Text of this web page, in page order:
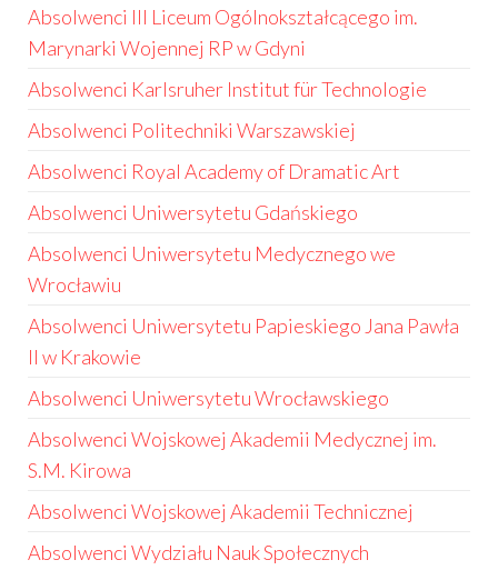
Absolwenci III Liceum Ogólnokształcącego im.
Marynarki Wojennej RP w Gdyni
Absolwenci Karlsruher Institut für Technologie
Absolwenci Politechniki Warszawskiej
Absolwenci Royal Academy of Dramatic Art
Absolwenci Uniwersytetu Gdańskiego
Absolwenci Uniwersytetu Medycznego we
Wrocławiu
Absolwenci Uniwersytetu Papieskiego Jana Pawła
II w Krakowie
Absolwenci Uniwersytetu Wrocławskiego
Absolwenci Wojskowej Akademii Medycznej im.
S.M. Kirowa
Absolwenci Wojskowej Akademii Technicznej
Absolwenci Wydziału Nauk Społecznych